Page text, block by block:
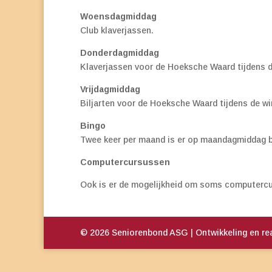
Woensdagmiddag
Club klaverjassen.
Donderdagmiddag
Klaverjassen voor de Hoeksche Waard tijdens
Vrijdagmiddag
Biljarten voor de Hoeksche Waard tijdens de
Bingo
Twee keer per maand is er op
Computercursussen
Ook is er de mogelijkheid om soms
© 2026 Seniorenbond ASG | Ontwikkeling en